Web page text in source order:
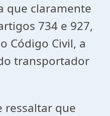
que claramente
734 e 927,
Código Civil, a
transportador
ressaltar que